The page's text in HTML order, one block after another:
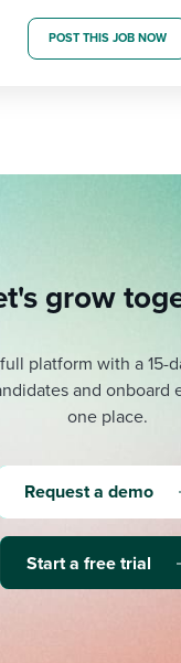
POST THIS JOB NOW
grow
platform with a 15-
and onboard
one place.
Request a demo
Start a free trial